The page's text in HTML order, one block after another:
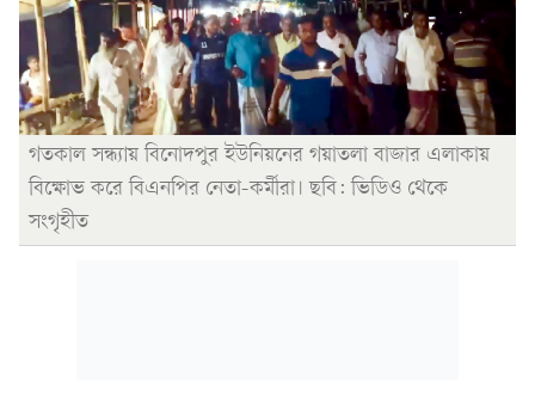
গতকাল সন্ধ্যায় বিনোদপুর ইউনিয়নের গয়াতলা বাজার এলাকায়
বিক্ষোভ করে বিএনপির নেতা-কর্মীরা। ছবি: ভিডিও থেকে
সংগৃহীত